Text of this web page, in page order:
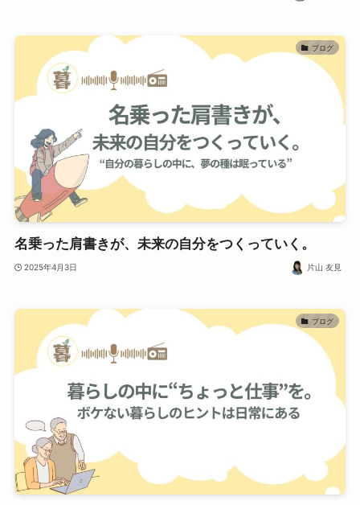
ブログ
名乗った肩書きが、未来の自分をつくっていく。
2025年4月3日 片山 友見
ブログ